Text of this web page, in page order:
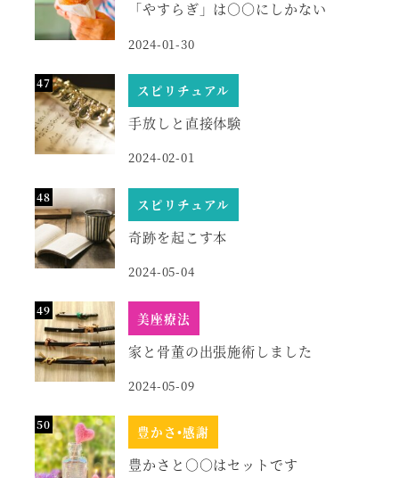
「やすらぎ」は○○にしかない
2024-01-30
スピリチュアル
手放しと直接体験
2024-02-01
スピリチュアル
奇跡を起こす本
2024-05-04
美座療法
家と骨董の出張施術しました
2024-05-09
豊かさ•感謝
豊かさと○○はセットです